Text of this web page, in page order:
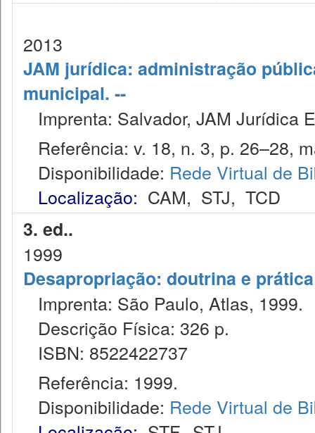
2013
JAM jurídica: administração
municipal. --
Imprenta: Salvador, JAM Jurídica
Referência: v. 18, n. 3, p. 26–28,
Disponibilidade: Rede Virtual de
Localização: CAM, STJ, TCD
3. ed..
1999
Desapropriação: doutrina e prática
Imprenta: São Paulo, Atlas, 1999.
Descrição Física: 326 p.
ISBN: 8522422737
Referência: 1999.
Disponibilidade: Rede Virtual de